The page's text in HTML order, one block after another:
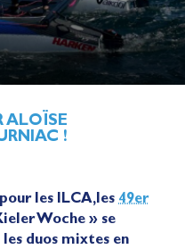
ALOÏSE
!
les ILCA,les 49er
Woche » se
duos mixtes en